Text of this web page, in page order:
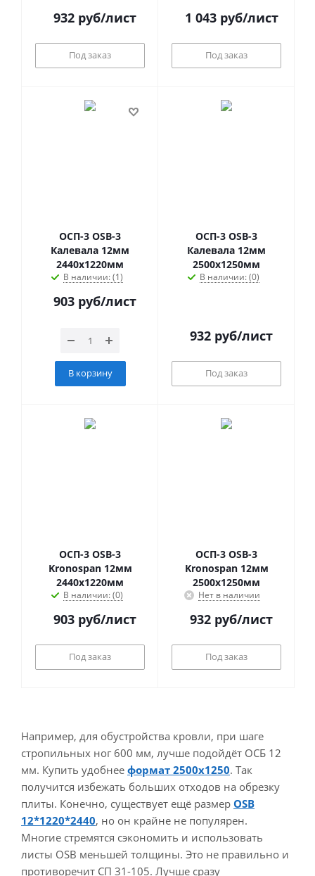
932 руб/лист
Под заказ
1 043руб/лист
Под заказ
ОСП-3 OSB-3
Калевала 12мм
2440х1220мм
В наличии: (1)
903 руб/лист
В корзину
ОСП-3 OSB-3
Калевала 12мм
2500х1250мм
В наличии: (0)
932 руб/лист
Под заказ
ОСП-3 OSB-3
Kronospan 12мм
2440х1220мм
В наличии: (0)
903 руб/лист
Под заказ
ОСП-3 OSB-3
Kronospan 12мм
2500х1250мм
Нет в наличии
932 руб/лист
Под заказ
Например, для обустройства кровли, при шаге
стропильных ног 600 мм, лучше подойдёт ОСБ 12
мм. Купить удобнее формат 2500х1250. Так
получится избежать больших отходов на обрезку
плиты. Конечно, существует ещё размер OSB
12*1220*2440, но он крайне не популярен.
Многие стремятся сэкономить и использовать
листы OSB меньшей толщины. Это не правильно и
противоречит СП 31-105. Лучше сразу